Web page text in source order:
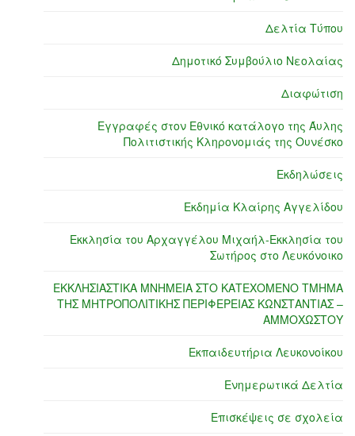
Δελτία Τύπου
Δημοτικό Συμβούλιο Νεολαίας
Διαφώτιση
Εγγραφές στον Εθνικό κατάλογο της Άυλης
Πολιτιστικής Κληρονομιάς της Ουνέσκο
Εκδηλώσεις
Εκδημία Κλαίρης Αγγελίδου
Εκκλησία του Αρχαγγέλου Μιχαήλ-Εκκλησία του
Σωτήρος στο Λευκόνοικο
ΕΚΚΛΗΣΙΑΣΤΙΚΑ ΜΝΗΜΕΙΑ ΣΤΟ ΚΑΤΕΧΟΜΕΝΟ ΤΜΗΜΑ
ΤΗΣ ΜΗΤΡΟΠΟΛΙΤΙΚΗΣ ΠΕΡΙΦΕΡΕΙΑΣ ΚΩΝΣΤΑΝΤΙΑΣ –
ΑΜΜΟΧΩΣΤΟΥ
Εκπαιδευτήρια Λευκονοίκου
Ενημερωτικά Δελτία
Επισκέψεις σε σχολεία